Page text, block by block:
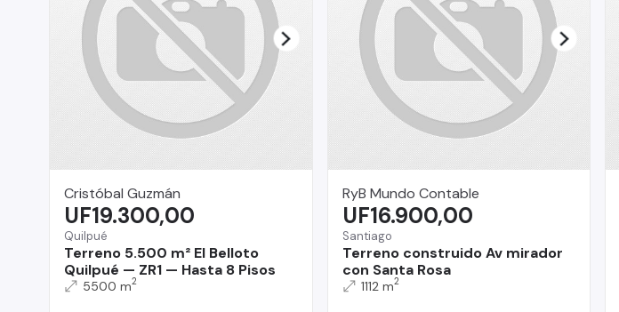
Cristóbal Guzmán
Quilpué
Terreno 5.500 m² El Belloto
Quilpué — ZR1 — Hasta 8 Pisos
UF19.300,00
5500 m2
RyB Mundo Contable
Santiago
Terreno construido Av mirador
con Santa Rosa
UF16.900,00
1112 m2